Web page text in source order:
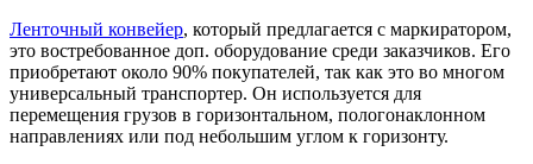
Ленточный конвейер, который предлагается с маркиратором,
это востребованное доп. оборудование среди заказчиков. Его
приобретают около 90% покупателей, так как это во многом
универсальный транспортер. Он используется для
перемещения грузов в горизонтальном, пологонаклонном
направлениях или под небольшим углом к горизонту.